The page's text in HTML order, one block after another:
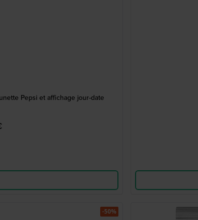
Pepsi et affichage jour-date
-50%